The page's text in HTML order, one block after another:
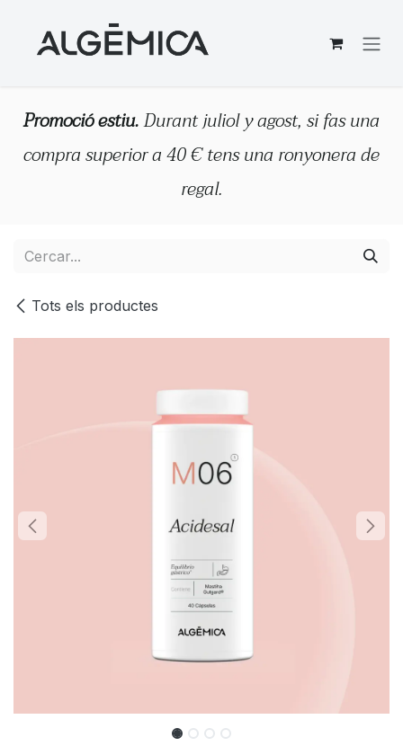
Promoció estiu.Durant juliol y agost, si fas una
compra superior a 40 € tens una ronyonera de
regal.
Tots els productes